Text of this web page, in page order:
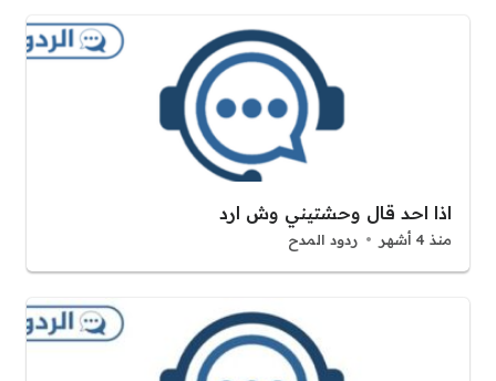
اذا احد قال وحشتيني وش ارد
منذ 4 أشهر ردود المدح